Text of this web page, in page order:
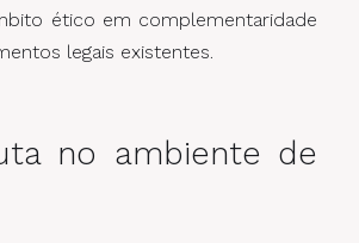
ético em complementaridade
legais existentes.
no ambiente de